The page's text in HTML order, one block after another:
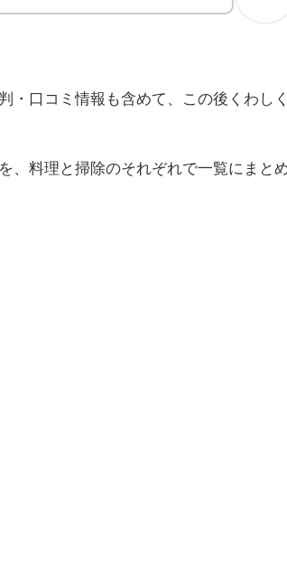
・口コミ情報も含めて、この後くわし
、料理と掃除のそれぞれで一覧にまと